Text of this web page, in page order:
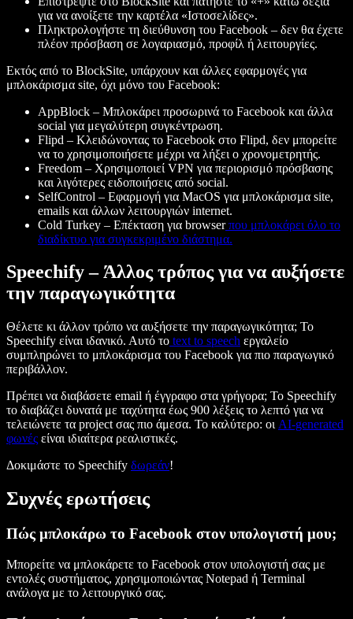
για να ανοίξετε την καρτέλα «Ιστοσελίδες».
Πληκτρολογήστε τη διεύθυνση του Facebook – δεν θα έχετε
πλέον πρόσβαση σε λογαριασμό, προφίλ ή λειτουργίες.
Εκτός από το BlockSite, υπάρχουν και άλλες εφαρμογές για
μπλοκάρισμα site, όχι μόνο του Facebook:
AppBlock – Μπλοκάρει προσωρινά το Facebook και άλλα
social για μεγαλύτερη συγκέντρωση.
Flipd – Κλειδώνοντας το Facebook στο Flipd, δεν μπορείτε
να το χρησιμοποιήσετε μέχρι να λήξει ο χρονομετρητής.
Freedom – Χρησιμοποιεί VPN για περιορισμό πρόσβασης
και λιγότερες ειδοποιήσεις από social.
SelfControl – Εφαρμογή για MacOS για μπλοκάρισμα site,
emails και άλλων λειτουργιών internet.
Cold Turkey – Επέκταση για browserπου μπλοκάρει όλο το
διαδίκτυο για συγκεκριμένο διάστημα.
Speechify – Άλλος τρόπος για να αυξήσετε
την παραγωγικότητα
Θέλετε κι άλλον τρόπο να αυξήσετε την παραγωγικότητα; Το
Speechify είναι ιδανικό. Αυτό το text to speech εργαλείο
συμπληρώνει το μπλοκάρισμα του Facebook για πιο παραγωγικό
περιβάλλον.
Πρέπει να διαβάσετε email ή έγγραφο στα γρήγορα; Το Speechify
το διαβάζει δυνατά με ταχύτητα έως 900 λέξεις το λεπτό για να
τελειώνετε τα project σας πιο άμεσα. Το καλύτερο: οι AI-generated
φωνές είναι ιδιαίτερα ρεαλιστικές.
Δοκιμάστε το Speechify δωρεάν!
Συχνές ερωτήσεις
Πώς μπλοκάρω το Facebook στον υπολογιστή μου;
Μπορείτε να μπλοκάρετε το Facebook στον υπολογιστή σας με
εντολές συστήματος, χρησιμοποιώντας Notepad ή Terminal
ανάλογα με το λειτουργικό σας.